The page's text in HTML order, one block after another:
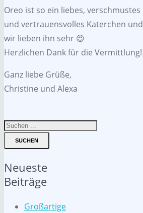
Oreo ist so ein liebes, verschmustes
und vertrauensvolles Katerchen und
wir lieben ihn sehr 😍
Herzlichen Dank für die Vermittlung!
Ganz liebe Grüße,
Christine und Alexa
SUCHEN
Neueste
Beiträge
Großartige